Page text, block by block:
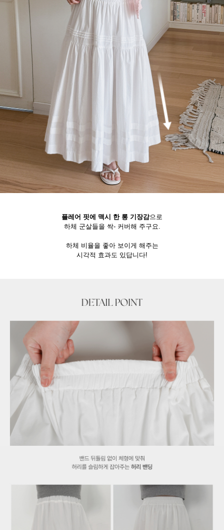
플레어 핏에 맥시 한 롱 기장감으로
하체 군살들을 싹- 커버해 주구요.
하체 비율을 좋아 보이게 해주는
시각적 효과도 있답니다!